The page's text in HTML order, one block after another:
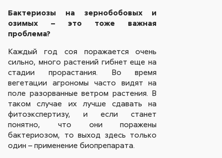
Бактериозы на зернобобовых и
озимых – это тоже важная
проблема?
Каждый год соя поражается очень
сильно, много растений гибнет еще на
стадии прорастания. Во время
вегетации агрономы часто видят на
поле разорванные ветром растения. В
таком случае их лучше сдавать на
фитоэкспертизу, и если станет
понятно, что они поражены
бактериозом, то выход здесь только
один – применение биопрепарата.